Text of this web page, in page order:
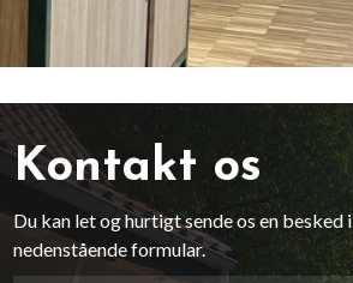
Kontakt os
Du kan let og hurtigt sende os en besked i
nedenstående formular.